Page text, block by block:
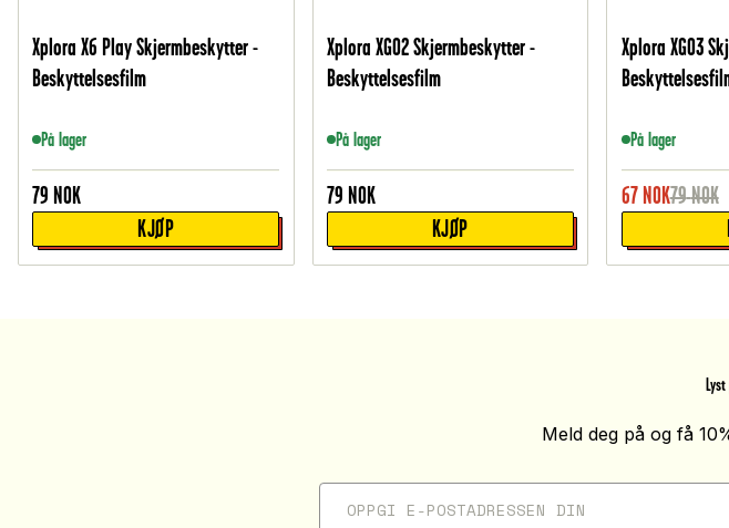
Xplora X6 Play Skjermbeskytter -
Beskyttelsesfilm
På lager
79 NOK
KJØP
Xplora XGO2 Skjermbeskytter -
Beskyttelsesfilm
På lager
79 NOK
KJØP
Xplora XGO3
På lager
67 NOK79NOK
Meld deg på og få